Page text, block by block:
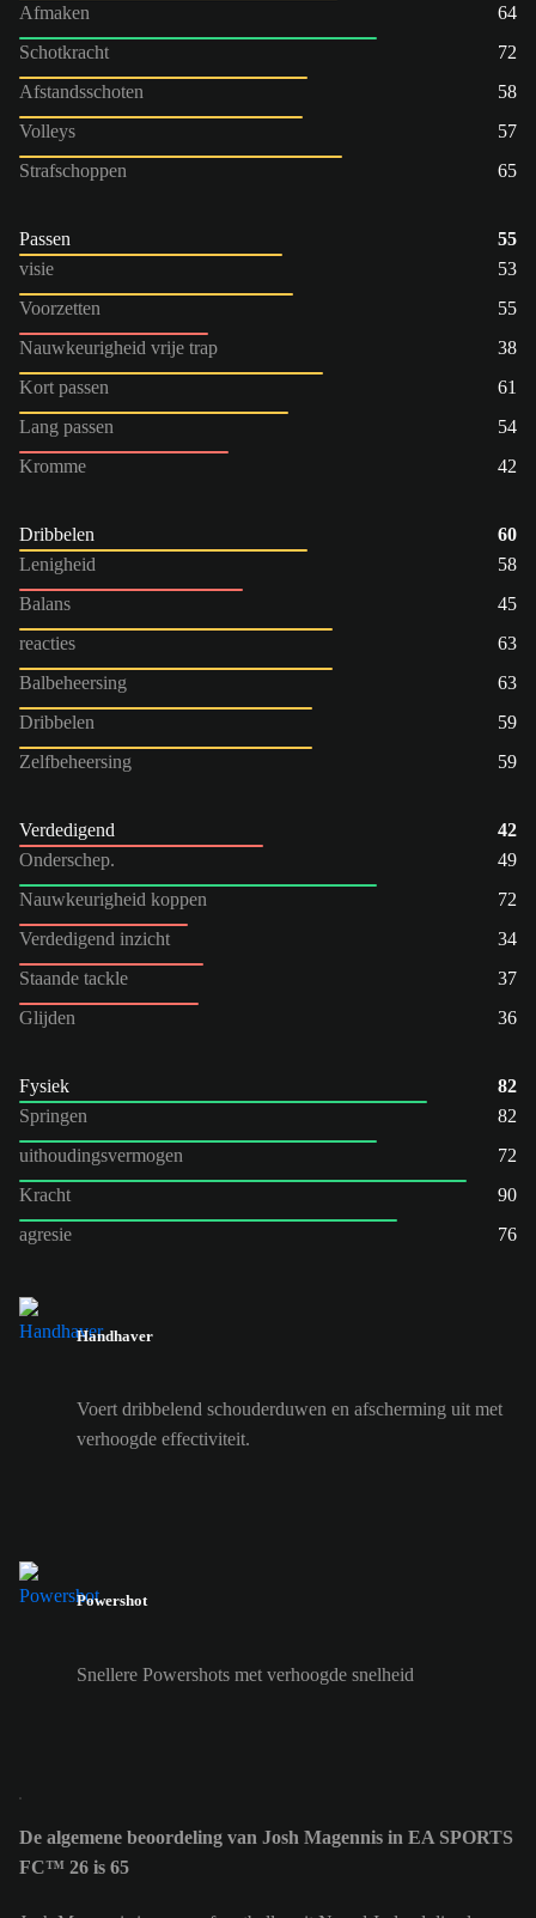
Afmaken
64
Schotkracht
72
Afstandsschoten
58
Volleys
57
Strafschoppen
65
Passen
55
visie
53
Voorzetten
55
Nauwkeurigheid vrije trap
38
Kort passen
61
Lang passen
54
Kromme
42
Dribbelen
60
Lenigheid
58
Balans
45
reacties
63
Balbeheersing
63
Dribbelen
59
Zelfbeheersing
59
Verdedigend
42
Onderschep.
49
Nauwkeurigheid koppen
72
Verdedigend inzicht
34
Staande tackle
37
Glijden
36
Fysiek
82
Springen
82
uithoudingsvermogen
72
Kracht
90
agresie
76
Handhaver
Voert dribbelend schouderduwen en afscherming uit met
verhoogde effectiviteit.
Powershot
Snellere Powershots met verhoogde snelheid
De algemene beoordeling van Josh Magennis in EA SPORTS
FC™ 26 is 65